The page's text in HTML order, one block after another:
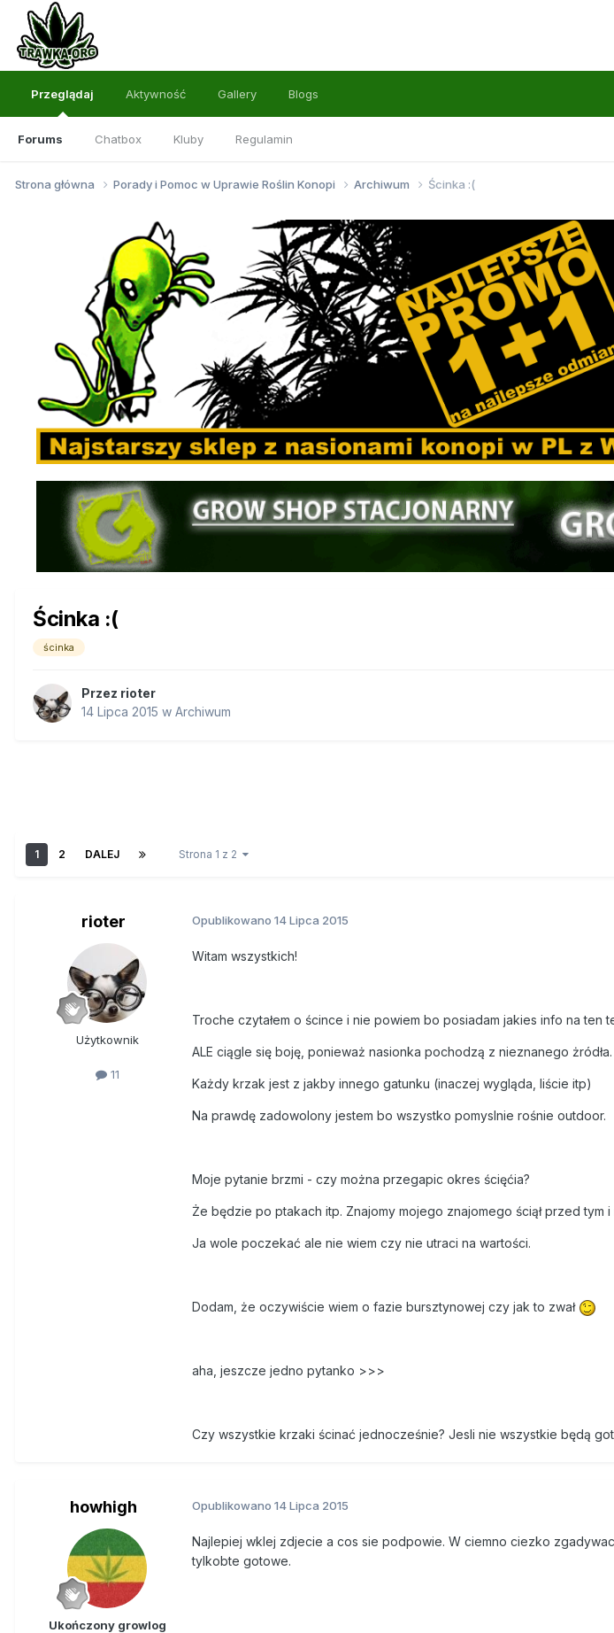
Przeglądaj
Forums Chatbox Kluby Regulamin
Aktywność Gallery Blogs
Strona główna Porady i Pomoc w Uprawie Roślin Konopi Archiwum Ścinka :(
Ścinka :(
ścinka
Przez rioter
14 Lipca 2015 w Archiwum
1 2 DALEJ Strona 1 z 2
rioter
Użytkownik
11
Opublikowano 14 Lipca 2015
Witam wszystkich!
Troche czytałem o ścince i nie powiem bo posiadam jakies info na ten
ALE ciągle się boję, ponieważ nasionka pochodzą z nieznanego żródła.
Każdy krzak jest z jakby innego gatunku (inaczej wygląda, liście itp)
Na prawdę zadowolony jestem bo wszystko pomyslnie rośnie outdoor.
Moje pytanie brzmi - czy można przegapic okres ścięćia?
Że będzie po ptakach itp. Znajomy mojego znajomego ściął przed tym i
Ja wole poczekać ale nie wiem czy nie utraci na wartości.
Dodam, że oczywiście wiem o fazie bursztynowej czy jak to zwał
aha, jeszcze jedno pytanko >>>
Czy wszystkie krzaki ścinać jednocześnie? Jesli nie wszystkie będą
howhigh
Ukończony growlog
Opublikowano 14 Lipca 2015
Najlepiej wklej zdjecie a cos sie podpowie. W ciemno ciezko
tylkobte gotowe.